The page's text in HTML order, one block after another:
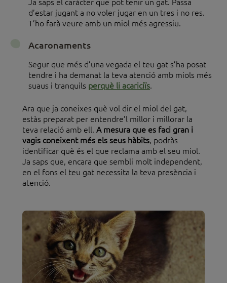
Ja saps el caràcter que pot tenir un gat. Passa
d’estar jugant a no voler jugar en un tres i no res.
T’ho farà veure amb un miol més agressiu.
Acaronaments
Segur que més d’una vegada el teu gat s’ha posat
tendre i ha demanat la teva atenció amb miols més
suaus i tranquils perquè li acariciïs.
Ara que ja coneixes què vol dir el miol del gat,
estàs preparat per entendre’l millor i millorar la
teva relació amb ell. A mesura que es faci gran i
vagis coneixent més els seus hàbits, podràs
identificar què és el que reclama amb el seu miol.
Ja saps que, encara que sembli molt independent,
en el fons el teu gat necessita la teva presència i
atenció.